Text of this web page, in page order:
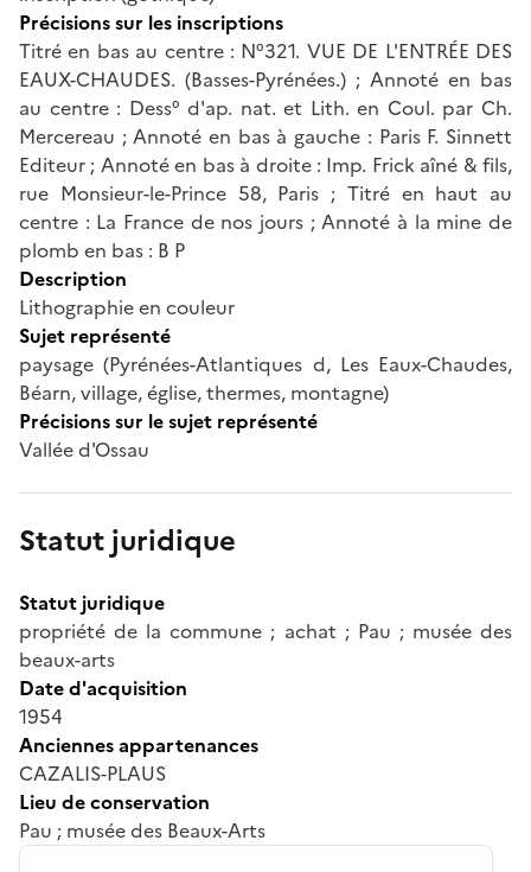
Précisions sur les inscriptions
Titré en bas au centre : N°321. VUE DE L'ENTRÉE DES
EAUX-CHAUDES. (Basses-Pyrénées.) ; Annoté en bas
au centre : Dess° d'ap. nat. et Lith. en Coul. par Ch.
Mercereau ; Annoté en bas à gauche : Paris F. Sinnett
Editeur ; Annoté en bas à droite : Imp. Frick aîné & fils,
rue Monsieur-le-Prince 58, Paris ; Titré en haut au
centre : La France de nos jours ; Annoté à la mine de
plomb en bas : B P
Description
Lithographie en couleur
Sujet représenté
paysage (Pyrénées-Atlantiques d, Les Eaux-Chaudes,
Béarn, village, église, thermes, montagne)
Précisions sur le sujet représenté
Vallée d'Ossau
Statut juridique
Statut juridique
propriété de la commune ; achat ; Pau ; musée des
beaux-arts
Date d'acquisition
1954
Anciennes appartenances
CAZALIS-PLAUS
Lieu de conservation
Pau ; musée des Beaux-Arts